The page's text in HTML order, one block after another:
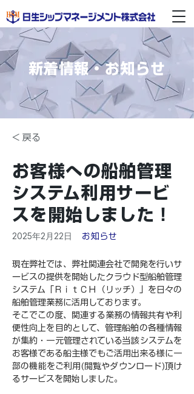
新着情報・お知らせ
< 戻る
お客様への船舶管理
システム利用サービ
スを開始しました！
2025年2月22日 お知らせ
現在弊社では、弊社関連会社で開発を行いサ
ービスの提供を開始したクラウド型船舶管理
システム「ＲｉｔＣＨ（リッチ）」を日々の
船舶管理業務に活用しております。
そこでこの度、関連する業務の情報共有や利
便性向上を目的として、管理船舶の各種情報
が集約・一元管理されている当該システムを
お客様である船主様でもご活用出来る様に一
部の機能をご利用(閲覧やダウンロード)頂け
るサービスを開始しました。